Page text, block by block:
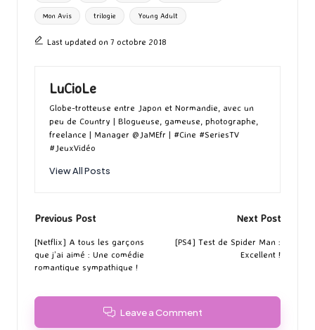
Mon Avis trilogie Young Adult
Last updated on 7 octobre 2018
LuCioLe
Globe-trotteuse entre Japon et Normandie, avec un
peu de Country | Blogueuse, gameuse, photographe,
freelance | Manager @JaMEfr | #Cine #SeriesTV
#JeuxVidéo
View All Posts
Post
navigation
Previous Post
[Netflix] A tous les garçons
que j’ai aimé : Une comédie
romantique sympathique !
Next Post
[PS4] Test de Spider Man :
Excellent !
Leave a Comment